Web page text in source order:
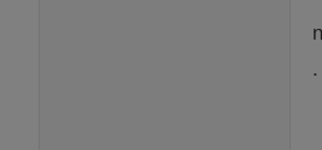
.